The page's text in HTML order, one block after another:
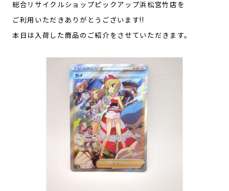
総合リサイクルショップピックアップ浜松宮竹店を
ご利用いただきありがとうございます!!
本日は入荷した商品のご紹介をさせていただきます。